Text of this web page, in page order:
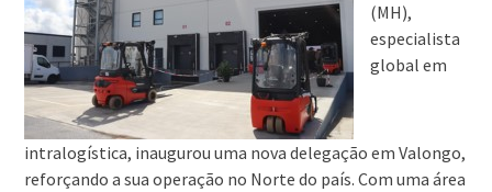
(MH),
especialista
global em
intralogística, inaugurou uma nova delegação em Valongo,
reforçando a sua operação no Norte do país. Com uma área